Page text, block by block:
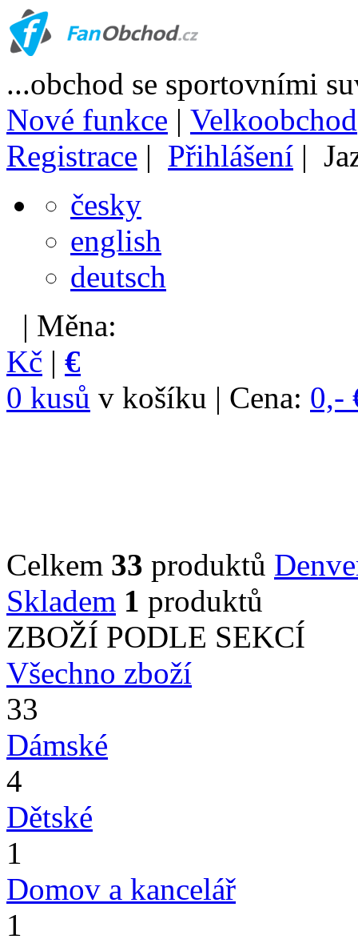
...obchod se sportovními
Nové funkce | Velkoobchod
Registrace | Přihlášení |
česky
english
deutsch
| Měna:
Kč | €
0 kusů v košíku | Cena: 0,-
Celkem 33 produktů
Skladem 1 produktů
ZBOŽÍ PODLE SEKCÍ
Všechno zboží
33
Dámské
4
Dětské
1
Domov a kancelář
1